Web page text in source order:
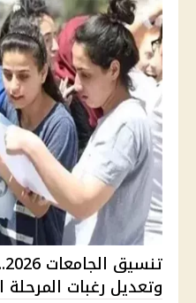
وتعديل رغبات